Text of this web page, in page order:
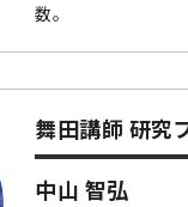
数。
舞田講師 研究
中山 智弘